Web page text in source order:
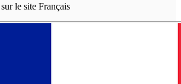
le site Français